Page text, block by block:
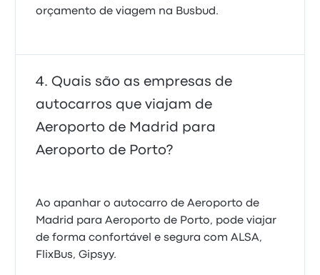
orçamento de viagem na Busbud.
Quais são as empresas de
autocarros que viajam de
Aeroporto de Madrid para
Aeroporto de Porto?
Ao apanhar o autocarro de Aeroporto de
Madrid para Aeroporto de Porto, pode viajar
de forma confortável e segura com ALSA,
FlixBus, Gipsyy.